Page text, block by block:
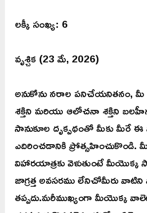
లక్కీ సంఖ్య: 6
వృశ్చిక (23 మే, 2026)
అనుకోను నరాల పనిచేయనితనం,
శక్తిని మరియు ఆలోచనా శక్తిని బలహీన
సానుకూల దృక్పథంతో మీకు మీరే
ఎదిరించడానికి ప్రోత్సహించుకొండి.
విహారయాత్రకు వెళుతుంటే మీయొక్క
జాగ్రత్త అవసరము లేనిచోమీరు
తప్పదు.మరీముఖ్యంగా మీయొక్క